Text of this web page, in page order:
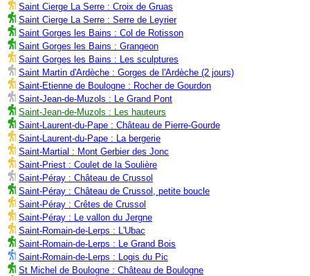
Saint Cierge La Serre : Croix de Gruas
Saint Cierge La Serre : Serre de Leyrier
Saint Gorges les Bains : Col de Rotisson
Saint Gorges les Bains : Grangeon
Saint Gorges les Bains : Les sculptures
Saint Martin d'Ardèche : Gorges de l'Ardèche (2 jours)
Saint-Etienne de Boulogne : Rocher de Gourdon
Saint-Jean-de-Muzols : Le Grand Pont
Saint-Jean-de-Muzols : Les hauteurs
Saint-Laurent-du-Pape : Château de Pierre-Gourde
Saint-Laurent-du-Pape : La bergerie
Saint-Martial : Mont Gerbier des Jonc
Saint-Priest : Coulet de la Soulière
Saint-Péray : Château de Crussol
Saint-Péray : Château de Crussol, petite boucle
Saint-Péray : Crêtes de Crussol
Saint-Péray : Le vallon du Jergne
Saint-Romain-de-Lerps : L'Ubac
Saint-Romain-de-Lerps : Le Grand Bois
Saint-Romain-de-Lerps : Logis du Pic
St Michel de Boulogne : Château de Boulogne